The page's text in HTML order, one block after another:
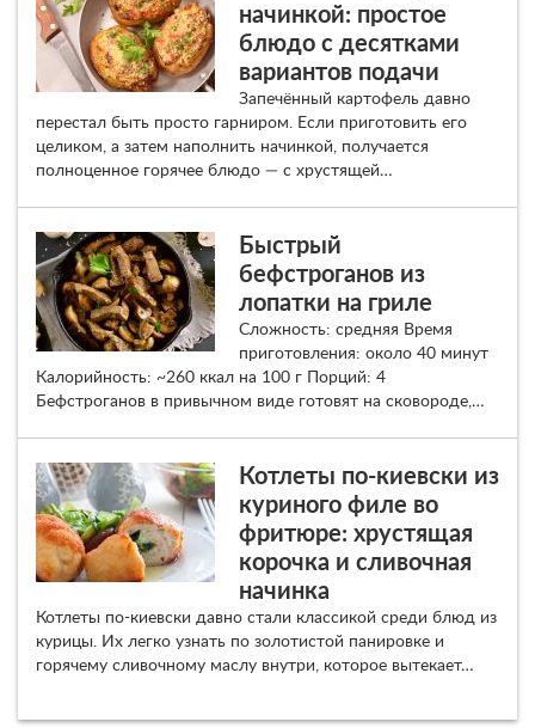
начинкой: простое
блюдо с десятками
вариантов подачи
Запечённый картофель давно
перестал быть просто гарниром. Если приготовить его
целиком, а затем наполнить начинкой, получается
полноценное горячее блюдо — с хрустящей…
Быстрый
бефстроганов из
лопатки на гриле
Сложность: средняя Время
приготовления: около 40 минут
Калорийность: ~260 ккал на 100 г Порций: 4
Бефстроганов в привычном виде готовят на сковороде,…
Котлеты по-киевски из
куриного филе во
фритюре: хрустящая
корочка и сливочная
начинка
Котлеты по-киевски давно стали классикой среди блюд из
курицы. Их легко узнать по золотистой панировке и
горячему сливочному маслу внутри, которое вытекает…